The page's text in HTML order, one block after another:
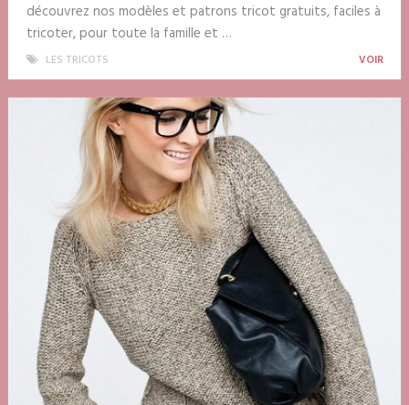
découvrez nos modèles et patrons tricot gratuits, faciles à
tricoter, pour toute la famille et …
LES TRICOTS VOIR